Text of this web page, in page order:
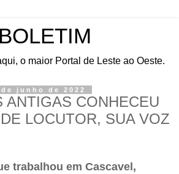
o maior Portal de Leste ao Oeste.
junho de 2022
ANTIGAS CONHECEU
LOCUTOR, SUA VOZ
trabalhou em Cascavel,